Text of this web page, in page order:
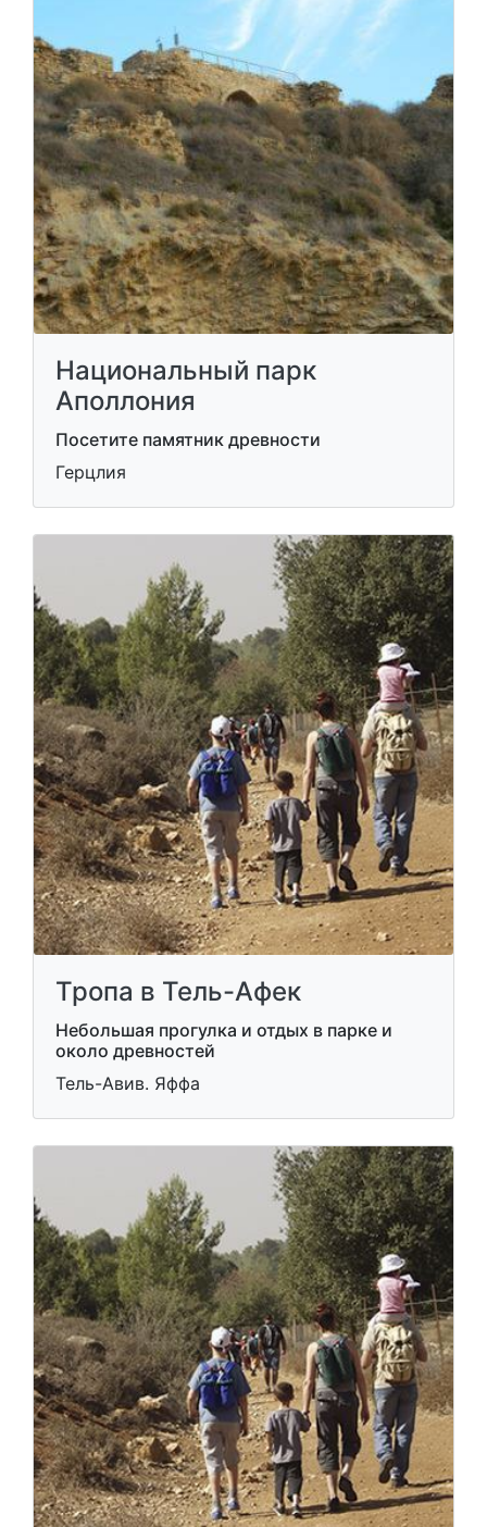
Национальный парк
Аполлония
Посетите памятник древности
Герцлия
Тропа в Тель-Афек
Небольшая прогулка и отдых в парке и
около древностей
Тель-Авив. Яффа